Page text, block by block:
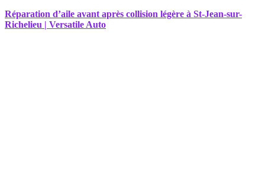
Réparation d’aile avant après collision légère à St-Jean-sur-
Richelieu | Versatile Auto